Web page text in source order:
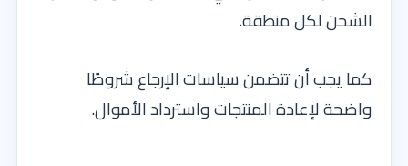
الشحن لكل منطقة.
كما يجب أن تتضمن سياسات الإرجاع شروطًا
واضحة لإعادة المنتجات واسترداد الأموال.